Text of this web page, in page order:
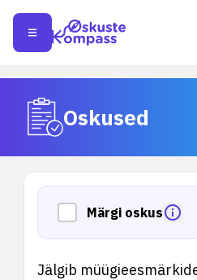
Oskused
Märgi oskus
Jälgib